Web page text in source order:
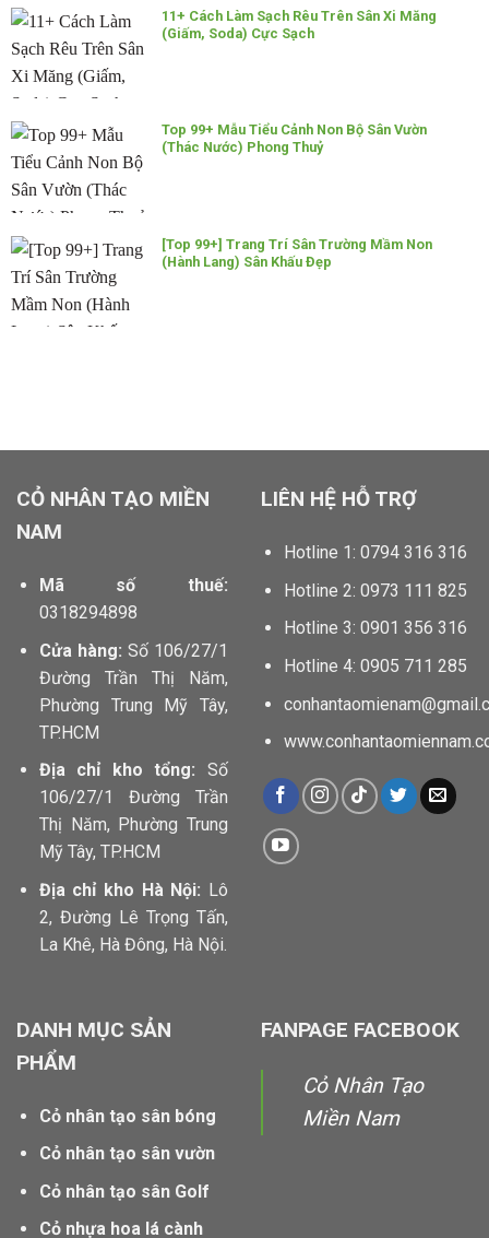
11+ Cách Làm Sạch Rêu Trên Sân Xi Măng
(Giấm, Soda) Cực Sạch
Top 99+ Mẫu Tiểu Cảnh Non Bộ Sân Vườn
(Thác Nước) Phong Thuỷ
[Top 99+] Trang Trí Sân Trường Mầm Non
(Hành Lang) Sân Khấu Đẹp
CỎ NHÂN TẠO MIỀN
NAM
Mã số thuế:
0318294898
Cửa hàng: Số 106/27/1
Đường Trần Thị Năm,
Phường Trung Mỹ Tây,
TP.HCM
Địa chỉ kho tổng: Số
106/27/1 Đường Trần
Thị Năm, Phường Trung
Mỹ Tây, TP.HCM
Địa chỉ kho Hà Nội: Lô
2, Đường Lê Trọng Tấn,
La Khê, Hà Đông, Hà Nội.
LIÊN HỆ HỖ TRỢ
Hotline 1: 0794 316 316
Hotline 2: 0973 111 825
Hotline 3: 0901 356 316
Hotline 4: 0905 711 285
DANH MỤC SẢN
PHẨM
Cỏ nhân tạo sân bóng
Cỏ nhân tạo sân vườn
Cỏ nhân tạo sân Golf
Cỏ nhựa hoa lá cành
FANPAGE FACEBOOK
Cỏ Nhân Tạo
Miền Nam